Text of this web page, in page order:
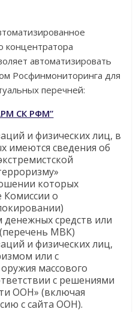
концентратора
автоматизировать
Росфинмониторинга для
перечней:
СК РФМ”
и физических лиц, в
имеются сведения об
которых
Комиссии о
средств или
МВК)
и физических лиц,
или с
массового
с решениями
ООН» (включая
с сайта ООН).